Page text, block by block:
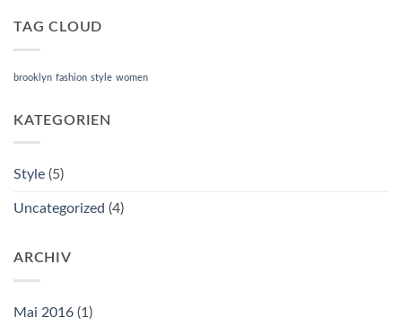
TAG CLOUD
brooklyn fashion style women
KATEGORIEN
Style (5)
Uncategorized (4)
ARCHIV
Mai 2016 (1)